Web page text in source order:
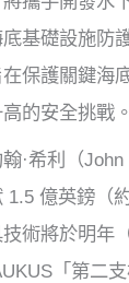
基礎設施防
保護關鍵海
的安全挑戰。
·希利（
1.5 億英鎊（
術將於明年
「第二支